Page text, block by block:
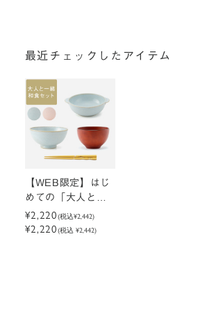
最近チェックしたアイテム
【WEB限定】はじ
めての「大人と一
緒・和食」セット
¥2,220(税込¥2,442)
¥2,220(税込 ¥2,442)